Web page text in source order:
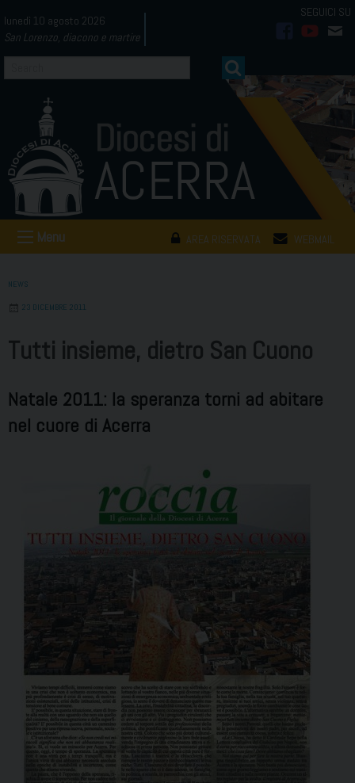
to
content
lunedì 10 agosto 2026
San Lorenzo, diacono e martire
AREA RISERVATA WEBMAIL
Menu
NEWS
23 DICEMBRE 2011
Tutti insieme, dietro San Cuono
Natale 2011: la speranza torni ad abitare
nel cuore di Acerra